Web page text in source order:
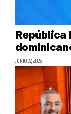
República
JUNIO 27, 2026